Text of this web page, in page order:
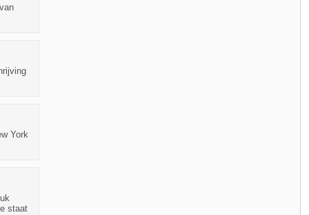
York
staat